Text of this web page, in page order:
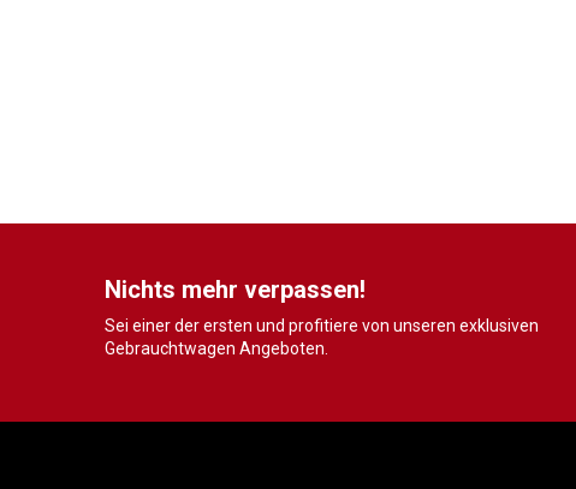
Nichts mehr verpassen!
Sei einer der ersten und profitiere von unseren exklusiven
Gebrauchtwagen Angeboten.